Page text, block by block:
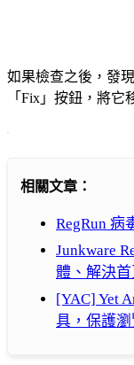
如果檢查之後，發
「Fix」按鈕，將它
相關文章：
RegRun
Junkware
體、解決首
[YAC] Yet
具，保護瀏